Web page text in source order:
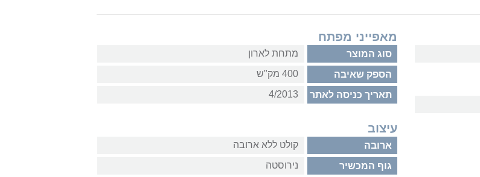
מאפייני מפתח
סוג המוצר מתחת לארון
הספק שאיבה 400 מק"ש
תאריך כניסה לאתר 4/2013
עיצוב
ארובה קולט ללא ארובה
גוף המכשיר נירוסטה